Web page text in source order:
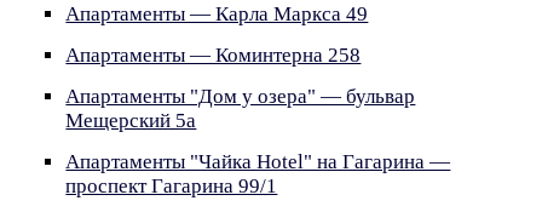
Апартаменты — Карла Маркса 49
Апартаменты — Коминтерна 258
Апартаменты "Дом у озера" — бульвар
Мещерский 5а
Апартаменты "Чайка Hotel" на Гагарина —
проспект Гагарина 99/1